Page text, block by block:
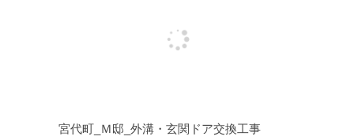
宮代町_Ｍ邸_外溝・玄関ドア交換工事